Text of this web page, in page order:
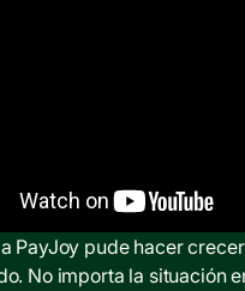
PayJoy pude hacer
No importa la situación